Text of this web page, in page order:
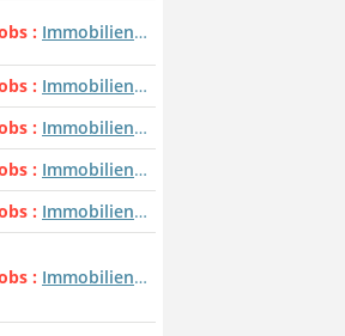
Immobilienmakler / Immobilienmaklerin
Immobilienmakler / Immobilienmaklerin
Immobilienmakler / Immobilienmaklerin
Immobilienmakler / Immobilienmaklerin
Immobilienmakler / Immobilienmaklerin
Immobilienmakler / Immobilienmaklerin